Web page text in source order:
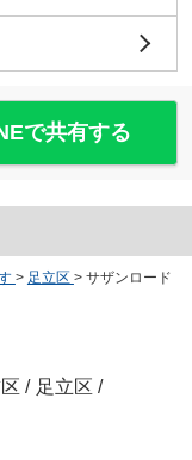
で共有する
> 足立区 > サザンロード
/ 足立区 /